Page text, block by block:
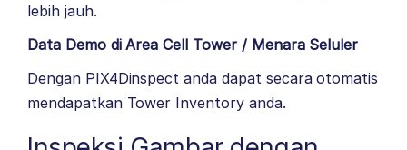
lebih jauh.
Data Demo di Area Cell Tower / Menara Seluler
Dengan PIX4Dinspect anda dapat secara otomatis
mendapatkan Tower Inventory anda.